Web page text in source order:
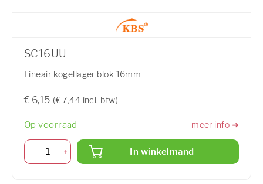
SC16UU
Lineair kogellager blok 16mm
€ 6,15 (€ 7,44 incl. btw)
Op voorraad meer info ➜
In winkelmand